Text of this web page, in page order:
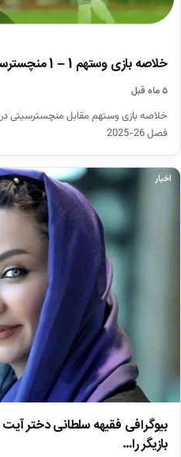
خلاصه بازی وستهم 1 – 1 منچسترسیتی (لیگ برتر انگلیس)
۵ ماه قبل
خلاصه بازی وستهم مقابل منچسترسیتی
فصل 26-2025
اخبار
بیوگرافی فقیهه سلطانی دختر
بازیگر را…